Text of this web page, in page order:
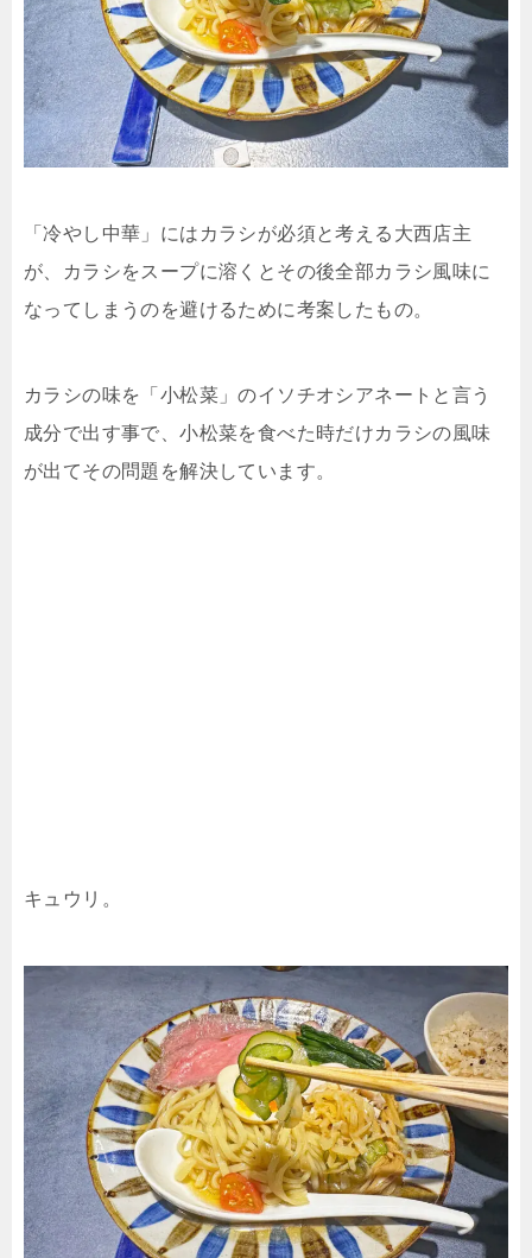
「冷やし中華」にはカラシが必須と考える大西店主
が、カラシをスープに溶くとその後全部カラシ風味に
なってしまうのを避けるために考案したもの。
カラシの味を「小松菜」のイソチオシアネートと言う
成分で出す事で、小松菜を食べた時だけカラシの風味
が出てその問題を解決しています。
キュウリ。